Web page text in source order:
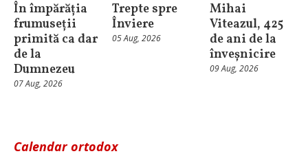
În împărăția
frumuseții
primită ca dar
de la
Dumnezeu
07 Aug, 2026
Trepte spre
Înviere
05 Aug, 2026
Mihai
Viteazul, 425
de ani de la
înveșnicire
09 Aug, 2026
Calendar ortodox